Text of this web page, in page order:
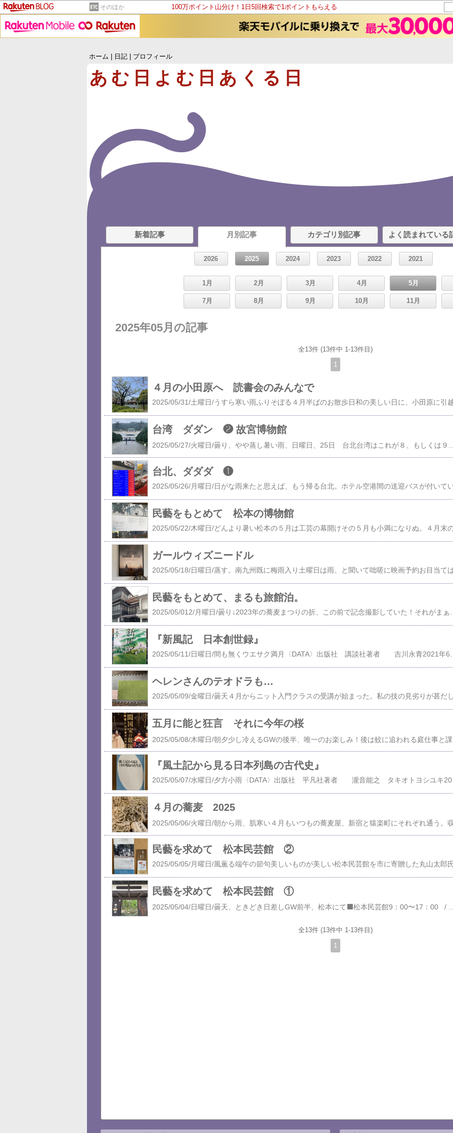
そのほか 100万ポイント山分け！1日5回検索で1ポイントもらえる
ホーム
日記 プロフィール
あむ日よむ日あくる日
新着記事 月別記事 カテゴリ別記事 よく読まれている
2026 2025 2024 2023 2022 2021
1月 2月 3月 4月 5月
7月 8月 9月 10月 11月
2025年05月の記事
全13件 (13件中 1-13件目)
1
４月の小田原へ 読書会のみんなで
台湾 ダダン ❷ 故宮博物館
台北、ダダダ ❶
民藝をもとめて 松本の博物館
ガールウィズニードル
民藝をもとめて、まるも旅館泊。
『新風記 日本創世録』
ヘレンさんのテオドラも…
五月に能と狂言 それに今年の桜
『風土記から見る日本列島の古代史』
2025/05/07/水曜日/夕方小雨〈DATA〉出版社 平凡社著者 瀧音能之 タキオトヨシユキ2018年6月15日 初版 第1刷平凡社新書883〈私的読書メーター〉〈痛勤電車で本書、遅々として読む。官命により国司が編纂した風土記にあって、異色は出雲国のものだ。奈良王朝役人ではなく、出雲国造広島と秋鹿郡の神宅臣金太理の作成であることが完成日と共に奥付！に記載あり。記紀と風土記は8世紀前半に成った。国史編纂の大
４月の蕎麦 2025
民藝を求めて 松本民芸館 ②
民藝を求めて 松本民芸館 ①
全13件 (13件中 1-13件目)
1